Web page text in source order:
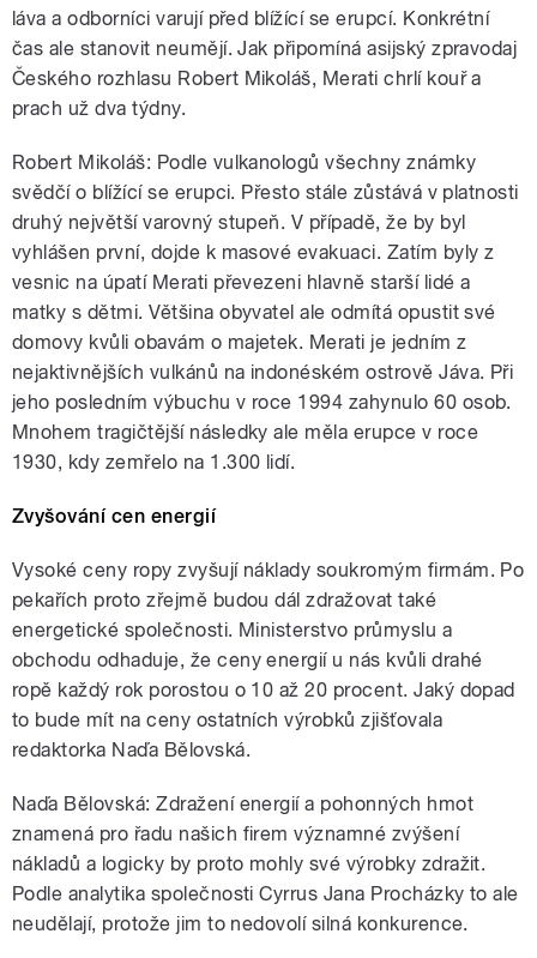
láva a odborníci varují před blížící se erupcí. Konkrétní
čas ale stanovit neumějí. Jak připomíná asijský zpravodaj
Českého rozhlasu Robert Mikoláš, Merati chrlí kouř a
prach už dva týdny.
Robert Mikoláš: Podle vulkanologů všechny známky
svědčí o blížící se erupci. Přesto stále zůstává v platnosti
druhý největší varovný stupeň. V případě, že by byl
vyhlášen první, dojde k masové evakuaci. Zatím byly z
vesnic na úpatí Merati převezeni hlavně starší lidé a
matky s dětmi. Většina obyvatel ale odmítá opustit své
domovy kvůli obavám o majetek. Merati je jedním z
nejaktivnějších vulkánů na indonéském ostrově Jáva. Při
jeho posledním výbuchu v roce 1994 zahynulo 60 osob.
Mnohem tragičtější následky ale měla erupce v roce
1930, kdy zemřelo na 1.300 lidí.
Zvyšování cen energií
Vysoké ceny ropy zvyšují náklady soukromým firmám. Po
pekařích proto zřejmě budou dál zdražovat také
energetické společnosti. Ministerstvo průmyslu a
obchodu odhaduje, že ceny energií u nás kvůli drahé
ropě každý rok porostou o 10 až 20 procent. Jaký dopad
to bude mít na ceny ostatních výrobků zjišťovala
redaktorka Naďa Bělovská.
Naďa Bělovská: Zdražení energií a pohonných hmot
znamená pro řadu našich firem významné zvýšení
nákladů a logicky by proto mohly své výrobky zdražit.
Podle analytika společnosti Cyrrus Jana Procházky to ale
neudělají, protože jim to nedovolí silná konkurence.